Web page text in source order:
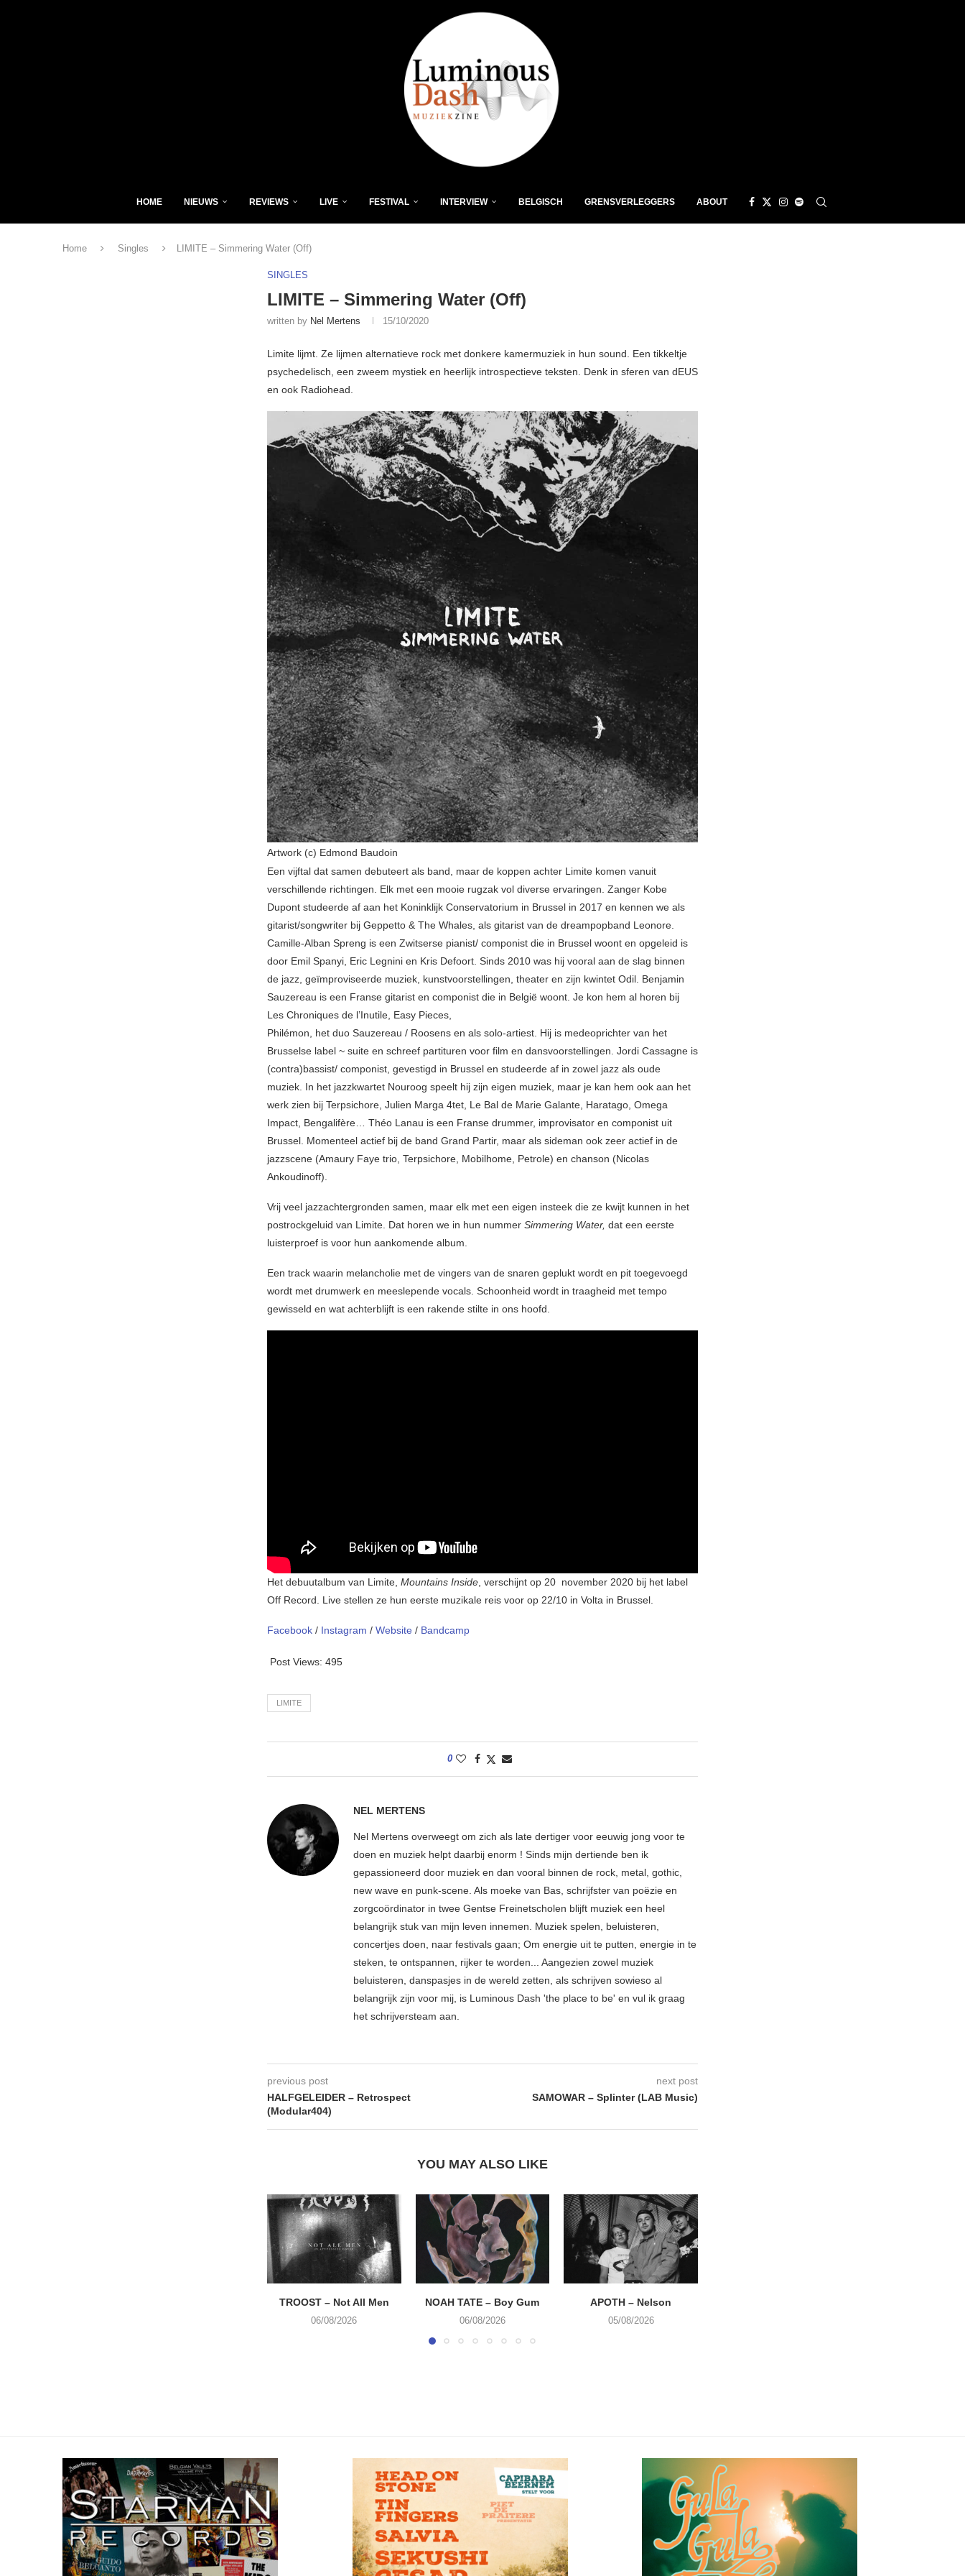
HOME NIEUWS REVIEWS LIVE FESTIVAL INTERVIEW BELGISCH GRENSVERLEGGERS ABOUT
Home Singles LIMITE – Simmering Water (Off)
SINGLES
LIMITE – Simmering Water (Off)
written by Nel Mertens 15/10/2020
Limite lijmt. Ze lijmen alternatieve rock met donkere kamermuziek in hun sound. Een tikkeltje
psychedelisch, een zweem mystiek en heerlijk introspectieve teksten. Denk in sferen van dEUS
en ook Radiohead.
Artwork (c) Edmond Baudoin
Een vijftal dat samen debuteert als band, maar de koppen achter Limite komen vanuit
verschillende richtingen. Elk met een mooie rugzak vol diverse ervaringen. Zanger Kobe
Dupont studeerde af aan het Koninklijk Conservatorium in Brussel in 2017 en kennen we als
gitarist/songwriter bij Geppetto & The Whales, als gitarist van de dreampopband Leonore.
Camille-Alban Spreng is een Zwitserse pianist/ componist die in Brussel woont en opgeleid is
door Emil Spanyi, Eric Legnini en Kris Defoort. Sinds 2010 was hij vooral aan de slag binnen
de jazz, geïmproviseerde muziek, kunstvoorstellingen, theater en zijn kwintet Odil. Benjamin
Sauzereau is een Franse gitarist en componist die in België woont. Je kon hem al horen bij
Les Chroniques de l’Inutile, Easy Pieces,
Philémon, het duo Sauzereau / Roosens en als solo-artiest. Hij is medeoprichter van het
Brusselse label ~ suite en schreef partituren voor film en dansvoorstellingen. Jordi Cassagne is
(contra)bassist/ componist, gevestigd in Brussel en studeerde af in zowel jazz als oude
muziek. In het jazzkwartet Nouroog speelt hij zijn eigen muziek, maar je kan hem ook aan het
werk zien bij Terpsichore, Julien Marga 4tet, Le Bal de Marie Galante, Haratago, Omega
Impact, Bengalifère… Théo Lanau is een Franse drummer, improvisator en componist uit
Brussel. Momenteel actief bij de band Grand Partir, maar als sideman ook zeer actief in de
jazzscene (Amaury Faye trio, Terpsichore, Mobilhome, Petrole) en chanson (Nicolas
Ankoudinoff).
Vrij veel jazzachtergronden samen, maar elk met een eigen insteek die ze kwijt kunnen in het
postrockgeluid van Limite. Dat horen we in hun nummer Simmering Water, dat een eerste
luisterproef is voor hun aankomende album.
Een track waarin melancholie met de vingers van de snaren geplukt wordt en pit toegevoegd
wordt met drumwerk en meeslepende vocals. Schoonheid wordt in traagheid met tempo
gewisseld en wat achterblijft is een rakende stilte in ons hoofd.
Het debuutalbum van Limite, Mountains Inside , verschijnt op 20 november 2020 bij het label
Off Record. Live stellen ze hun eerste muzikale reis voor op 22/10 in Volta in Brussel.
Facebook / Instagram / Website / Bandcamp
Post Views: 495
LIMITE
0
NEL MERTENS
Nel Mertens overweegt om zich als late dertiger voor eeuwig jong voor te
doen en muziek helpt daarbij enorm ! Sinds mijn dertiende ben ik
gepassioneerd door muziek en dan vooral binnen de rock, metal, gothic,
new wave en punk-scene. Als moeke van Bas, schrijfster van poëzie en
zorgcoördinator in twee Gentse Freinetscholen blijft muziek een heel
belangrijk stuk van mijn leven innemen. Muziek spelen, beluisteren,
concertjes doen, naar festivals gaan; Om energie uit te putten, energie in te
steken, te ontspannen, rijker te worden... Aangezien zowel muziek
beluisteren, danspasjes in de wereld zetten, als schrijven sowieso al
belangrijk zijn voor mij, is Luminous Dash 'the place to be' en vul ik graag
het schrijversteam aan.
previous post
HALFGELEIDER – Retrospect
(Modular404)
next post
SAMOWAR – Splinter (LAB Music)
YOU MAY ALSO LIKE
TROOST – Not All Men
06/08/2026
NOAH TATE – Boy Gum
06/08/2026
APOTH – Nelson
05/08/2026